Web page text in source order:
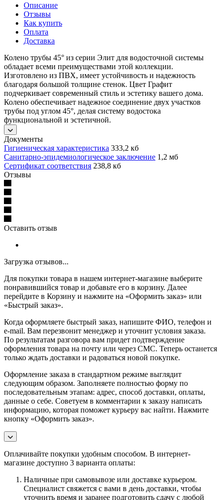
Описание
Отзывы
Как купить
Оплата
Доставка
Колено трубы 45° из серии Элит для водосточной системы
обладает всеми преимуществами этой коллекции.
Изготовлено из ПВХ, имеет устойчивость и надежность
благодаря большой толщине стенок. Цвет Графит
подчеркивает современный стиль и эстетику вашего дома.
Колено обеспечивает надежное соединение двух участков
трубы под углом 45°, делая систему водостока
функциональной и эстетичной.
Документы
Гигиеническая характеристика 333,2 кб
Санитарно-эпидемиологическое заключение 1,2 мб
Сертификат соответствия 238,8 кб
Отзывы
Оставить отзыв
Загрузка отзывов...
Для покупки товара в нашем интернет-магазине выберите
понравившийся товар и добавьте его в корзину. Далее
перейдите в Корзину и нажмите на «Оформить заказ» или
«Быстрый заказ».
Когда оформляете быстрый заказ, напишите ФИО, телефон и
e-mail. Вам перезвонит менеджер и уточнит условия заказа.
По результатам разговора вам придет подтверждение
оформления товара на почту или через СМС. Теперь останется
только ждать доставки и радоваться новой покупке.
Оформление заказа в стандартном режиме выглядит
следующим образом. Заполняете полностью форму по
последовательным этапам: адрес, способ доставки, оплаты,
данные о себе. Советуем в комментарии к заказу написать
информацию, которая поможет курьеру вас найти. Нажмите
кнопку «Оформить заказ».
Оплачивайте покупки удобным способом. В интернет-
магазине доступно 3 варианта оплаты:
Наличные при самовывозе или доставке курьером.
Специалист свяжется с вами в день доставки, чтобы
уточнить время и заранее подготовить сдачу с любой